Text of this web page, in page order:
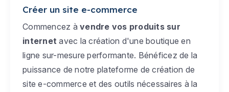
Créer un site e-commerce
Commencez à vendre vos produits sur
internet avec la création d'une boutique en
ligne sur-mesure performante. Bénéficez de la
puissance de notre plateforme de création de
site e-commerce et des outils nécessaires à la